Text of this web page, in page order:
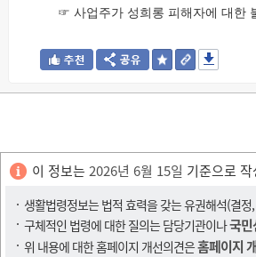
☞ 사업주가 성희롱 피해자에 대한
이 정보는 2026년 6월 15일 기준으로
생활법령정보는 법적 효력을 갖는 유권해석(결
구체적인 법령에 대한 질의는 담당기관이나국
위 내용에 대한 홈페이지 개선의견은홈페이지